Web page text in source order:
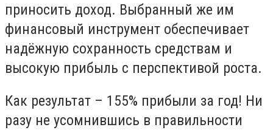
приносить доход. Выбранный же им
финансовый инструмент обеспечивает
надёжную сохранность средствам и
высокую прибыль с перспективой роста.
Как результат – 155% прибыли за год! Ни
разу не усомнившись в правильности